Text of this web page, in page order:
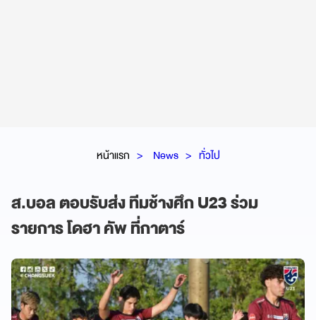
หน้าแรก News ทั่วไป
ส.บอล ตอบรับส่ง ทีมช้างศึก U23 ร่วม
รายการ โดฮา คัพ ที่กาตาร์